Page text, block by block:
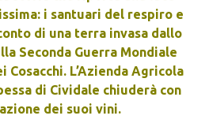
i santuari del respiro e
di una terra invasa dallo
Seconda Guerra Mondiale
L’Azienda Agricola
di Cividale chiuderà con
dei suoi vini.